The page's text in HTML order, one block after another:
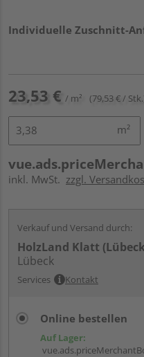
Individuelle Zuschnitt-
23,53 € / m² (79,53 € /
m²
inkl. MwSt. zzgl.
Verkauf und Versand durch:
HolzLand Klatt
Lübeck
Services Kontakt
Online bestellen
Auf Lager: